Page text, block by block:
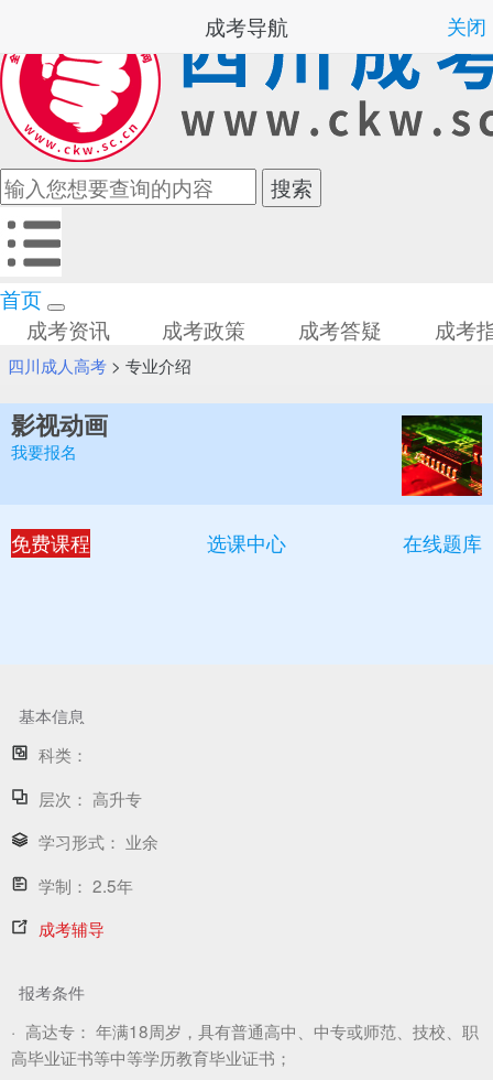
首页
成考资讯
成考政策 成考答疑 成考
四川成人高考> 专业介绍
影视动画
我要报名
免费课程 选课中心 在线题库
基本信息
科类：
层次： 高升专
学习形式： 业余
学制： 2.5年
成考辅导
报考条件
· 高达专： 年满18周岁，具有普通高中、中专或师范、技校、职
高毕业证书等中等学历教育毕业证书；
成考导航 关闭